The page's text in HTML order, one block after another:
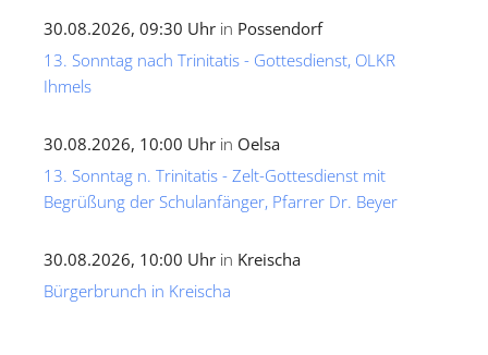
30.08.2026, 09:30 Uhr in Possendorf
13. Sonntag nach Trinitatis - Gottesdienst, OLKR
Ihmels
30.08.2026, 10:00 Uhr in Oelsa
13. Sonntag n. Trinitatis - Zelt-Gottesdienst mit
Begrüßung der Schulanfänger, Pfarrer Dr. Beyer
30.08.2026, 10:00 Uhr in Kreischa
Bürgerbrunch in Kreischa